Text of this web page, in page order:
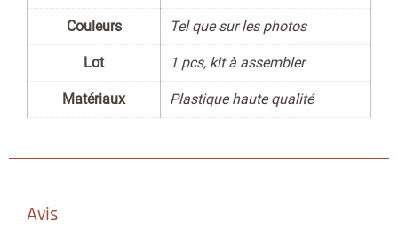
Couleurs Tel que sur les photos
Lot 1 pcs, kit à assembler
Matériaux Plastique haute qualité
Avis